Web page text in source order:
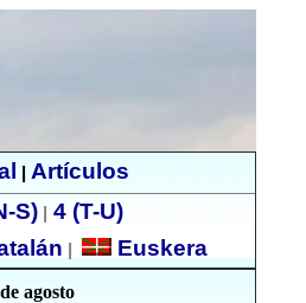
Artículos
S)|
4 (T-U)
Euskera
agosto